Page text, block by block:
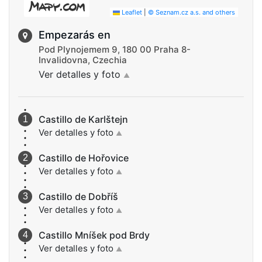
Leaflet © Seznam.cz a.s. and others
Empezarás en
Pod Plynojemem 9, 180 00 Praha 8-
Invalidovna, Czechia
Ver detalles y foto ▲
Castillo de Karlštejn
Ver detalles y foto ▲
Castillo de Hořovice
Ver detalles y foto ▲
Castillo de Dobříš
Ver detalles y foto ▲
Castillo Mníšek pod Brdy
Ver detalles y foto ▲